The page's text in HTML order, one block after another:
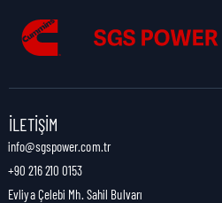
Nakliye Uzunluğu:
Nakliye Ağırlığı:
İLETIŞIM
info@sgspower.com.tr
+90 216 210 0153
Evliya Çelebi Mh. Sahil Bulvarı